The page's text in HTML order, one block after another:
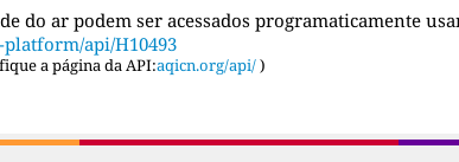
do ar podem ser acessados programaticamente
api/H10493
a página da API:aqicn.org/api/)